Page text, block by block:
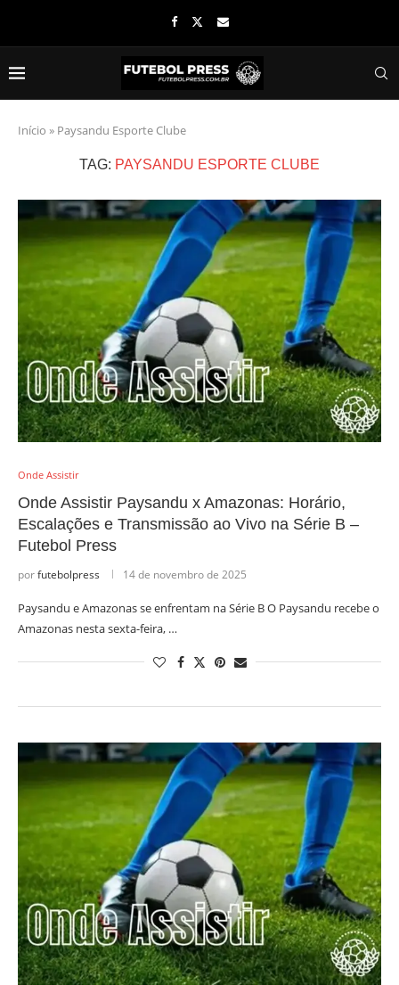
Início » Paysandu Esporte Clube
TAG: PAYSANDU ESPORTE CLUBE
Onde Assistir
Onde Assistir Paysandu x Amazonas: Horário,
Escalações e Transmissão ao Vivo na Série B –
Futebol Press
porfutebolpress 14 de novembro de 2025
Paysandu e Amazonas se enfrentam na Série B O Paysandu recebe o
Amazonas nesta sexta-feira, …